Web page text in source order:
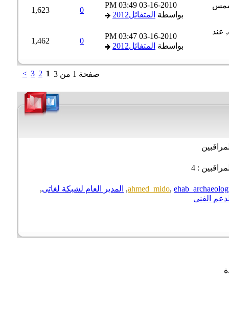
03-16-2010
03:49 PM
بواسطةالمتفائل2012
1,623
03-16-2010
03:47 PM
بواسطةالمتفائل2012
1,462
صفحة 1 من 3 >
: 4
ahmed_mido ,
,المدير العام لشبكة لغاتى
الفنى